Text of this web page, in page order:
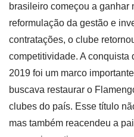
brasileiro começou a ganhar
reformulação da gestão e
contratações, o clube
competitividade. A
2019 foi um marco
buscava restaurar o
clubes do país. Esse título
mas também reacendeu a